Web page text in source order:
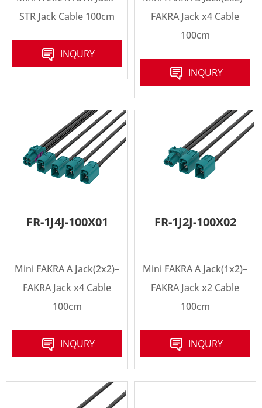
STR Jack Cable 100cm
INQURY
FAKRA Jack x4 Cable
100cm
INQURY
FR-1J4J-100X01
Mini FAKRA A Jack(2x2)–
FAKRA Jack x4 Cable
100cm
INQURY
FR-1J2J-100X02
Mini FAKRA A Jack(1x2)–
FAKRA Jack x2 Cable
100cm
INQURY